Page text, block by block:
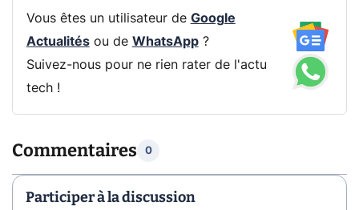
Vous êtes un utilisateur de Google
Actualitésou de WhatsApp?
Suivez-nous pour ne rien rater de l'actu
tech !
Commentaires 0
Participer à la discussion